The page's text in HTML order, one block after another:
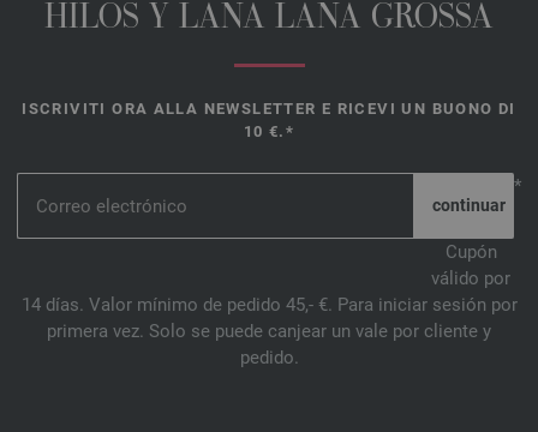
HILOS Y LANA LANA GROSSA
ISCRIVITI ORA ALLA NEWSLETTER E RICEVI UN BUONO DI
10 €.*
*
Cupón
válido por
14 días. Valor mínimo de pedido 45,- €. Para iniciar sesión por
primera vez. Solo se puede canjear un vale por cliente y
pedido.